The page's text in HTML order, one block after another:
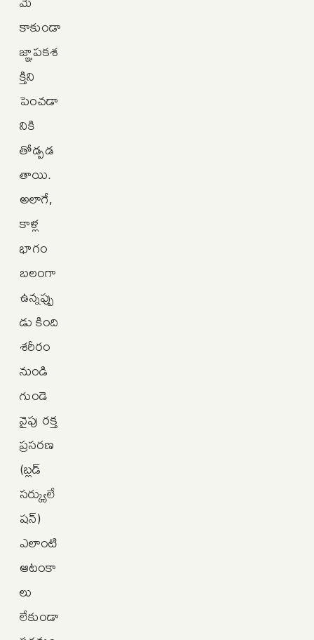
కాకుండా
జ్ఞాపకశ
క్తిని
పెంచడా
నికి
తోడ్పడ
తాయి.
అలాగే,
కాళ్ల
భాగం
బలంగా
ఉన్నప్పు
డు కింది
శరీరం
నుండి
గుండె
వైపు రక్త
ప్రసరణ
(బ్లడ్
సర్క్యులే
షన్)
ఎలాంటి
ఆటంకా
లు
లేకుండా